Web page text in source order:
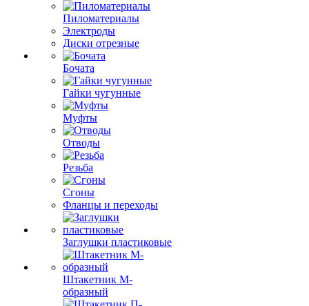
Пиломатериалы
Электроды
Диски отрезные
Бочата
Гайки чугунные
Муфты
Отводы
Резьба
Сгоны
Фланцы и переходы
Заглушки пластиковые
Штакетник М-
образный